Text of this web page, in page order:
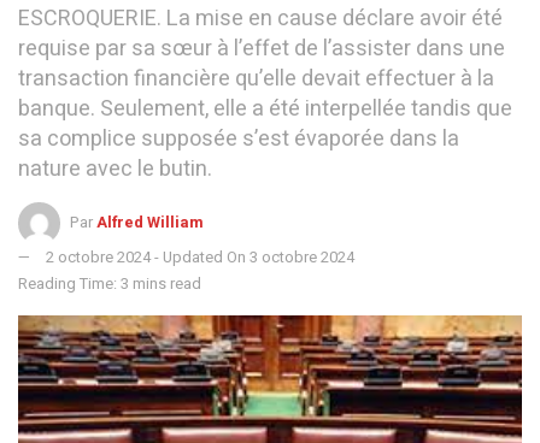
ESCROQUERIE. La mise en cause déclare avoir été
requise par sa sœur à l’effet de l’assister dans une
transaction financière qu’elle devait effectuer à la
banque. Seulement, elle a été interpellée tandis que
sa complice supposée s’est évaporée dans la
nature avec le butin.
ParAlfred William
2 octobre 2024 - Updated On 3 octobre 2024
Reading Time: 3 mins read